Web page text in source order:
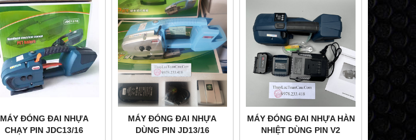
MÁY ĐÓNG ĐAI NHỰA
CHẠY PIN JDC13/16
MÁY ĐÓNG ĐAI NHỰA
DÙNG PIN JD13/16
MÁY ĐÓNG ĐAI NHỰA HÀN
NHIỆT DÙNG PIN V2